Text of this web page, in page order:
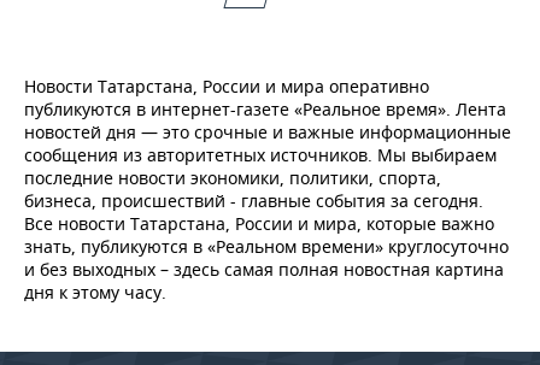
Новости Татарстана, России и мира оперативно
публикуются в интернет-газете «Реальное время». Лента
новостей дня — это срочные и важные информационные
сообщения из авторитетных источников. Мы выбираем
последние новости экономики, политики, спорта,
бизнеса, происшествий - главные события за сегодня.
Все новости Татарстана, России и мира, которые важно
знать, публикуются в «Реальном времени» круглосуточно
и без выходных – здесь самая полная новостная картина
дня к этому часу.